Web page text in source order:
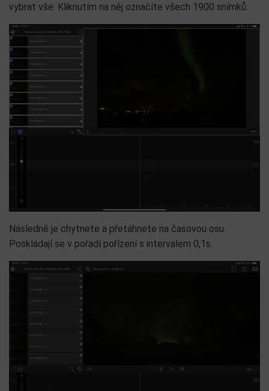
vybrat vše. Kliknutím na něj označíte všech 1900 snímků.
Následně je chytnete a přetáhnete na časovou osu.
Poskládají se v pořadí pořízení s intervalem 0,1s.